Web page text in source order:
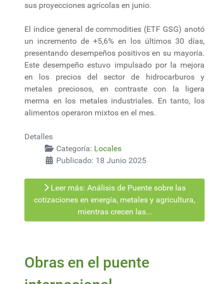
sus proyecciones agrícolas en junio.
El índice general de commodities (ETF GSG) anotó
un incremento de +5,6% en los últimos 30 días,
presentando desempeños positivos en su mayoría.
Este desempeño estuvo impulsado por la mejora
en los precios del sector de hidrocarburos y
metales preciosos, en contraste con la ligera
merma en los metales industriales. En tanto, los
alimentos operaron mixtos en el mes.
Detalles
Categoría: Locales
Publicado: 18 Junio 2025
Leer más: Análisis de Puente sobre las
cotizaciones en energía, metales y agricultura,
mientras crecen las...
Obras en el puente